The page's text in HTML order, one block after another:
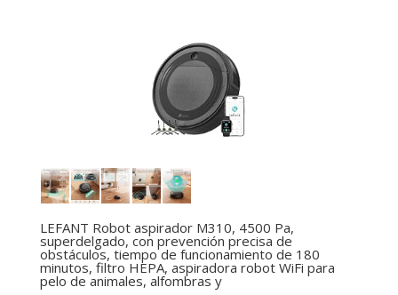
LEFANT Robot aspirador M310, 4500 Pa,
superdelgado, con prevención precisa de
obstáculos, tiempo de funcionamiento de 180
minutos, filtro HEPA, aspiradora robot WiFi para
pelo de animales, alfombras y